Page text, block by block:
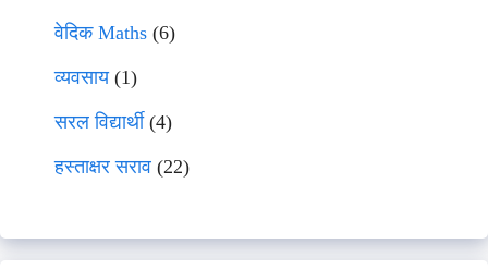
वेदिक Maths (6)
व्यवसाय(1)
सरल विद्यार्थी(4)
हस्ताक्षर सराव (22)